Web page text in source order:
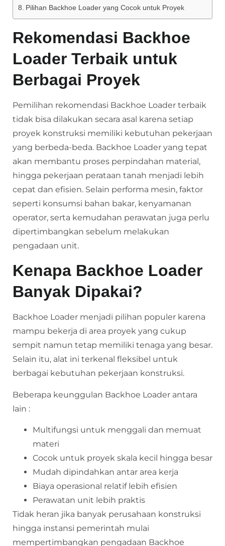
Pilihan Backhoe Loader yang Cocok untuk Proyek
Rekomendasi Backhoe
Loader Terbaik untuk
Berbagai Proyek
Pemilihan rekomendasi Backhoe Loader terbaik
tidak bisa dilakukan secara asal karena setiap
proyek konstruksi memiliki kebutuhan pekerjaan
yang berbeda-beda. Backhoe Loader yang tepat
akan membantu proses perpindahan material,
hingga pekerjaan perataan tanah menjadi lebih
cepat dan efisien. Selain performa mesin, faktor
seperti konsumsi bahan bakar, kenyamanan
operator, serta kemudahan perawatan juga perlu
dipertimbangkan sebelum melakukan
pengadaan unit.
Kenapa Backhoe Loader
Banyak Dipakai?
Backhoe Loader menjadi pilihan populer karena
mampu bekerja di area proyek yang cukup
sempit namun tetap memiliki tenaga yang besar.
Selain itu, alat ini terkenal fleksibel untuk
berbagai kebutuhan pekerjaan konstruksi.
Beberapa keunggulan Backhoe Loader antara
lain :
Multifungsi untuk menggali dan memuat
materi
Cocok untuk proyek skala kecil hingga besar
Mudah dipindahkan antar area kerja
Biaya operasional relatif lebih efisien
Perawatan unit lebih praktis
Tidak heran jika banyak perusahaan konstruksi
hingga instansi pemerintah mulai
mempertimbangkan pengadaan Backhoe